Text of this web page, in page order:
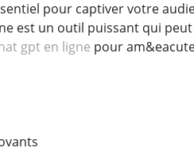
pour captiver votre
est un outil puissant qui
gpt en ligne pour